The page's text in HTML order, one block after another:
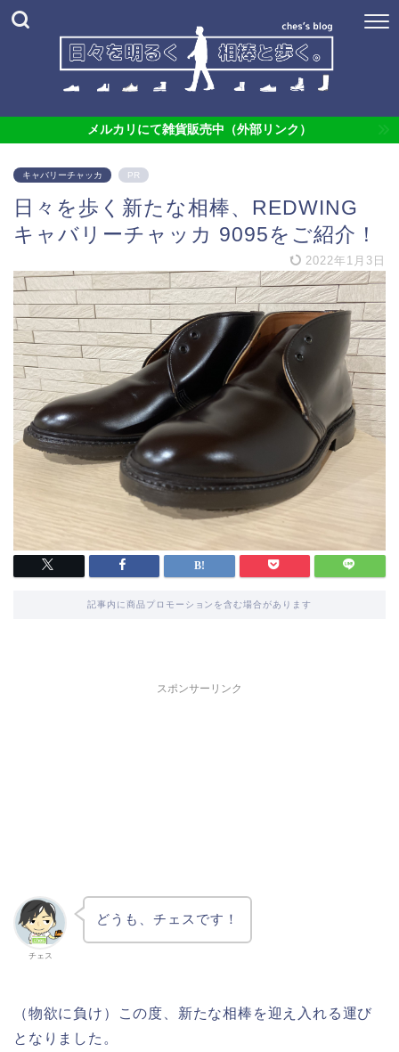
メルカリにて雑貨販売中（外部リンク）
キャバリーチャッカ PR
日々を歩く新たな相棒、REDWING
キャバリーチャッカ 9095をご紹介！
2022年1月3日
記事内に商品プロモーションを含む場合があります
スポンサーリンク
チェス
どうも、チェスです！
（物欲に負け）
この度、新たな相棒を迎え入れる運び
となりました。